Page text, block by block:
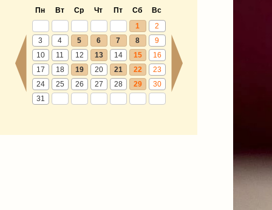
Пн Вт Ср Чт Пт Сб
Вс
1
2
3
4 5 6 7 8
9
10
11 12 13 14 15
16
17
18 19 20 21 22
23
24
25 26 27 28 29
30
31